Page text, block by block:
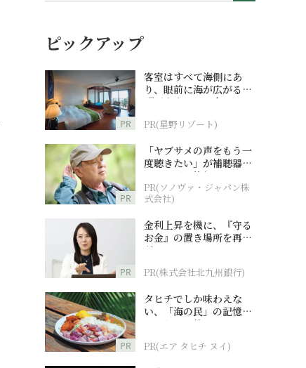
ピックアップ
PR
客室はすべて海側にあ
り、眼前に海が広がる
『西表島ホテル by 星野
PR(星野リゾート)
PR
「ヤブサメの声をもう一
度聴きたい」が補聴器チ
ャレンジの後押しに
PR(ソノヴァ・ジャパン株
式会社)
PR
金利上昇を機に、『守る
お金』の置き場所を再検
討
PR(株式会社北九州銀行)
PR
タヒチでしか味わえな
い、「海の民」の記憶へ
とつながる旅
PR(エア タヒチ ヌイ)